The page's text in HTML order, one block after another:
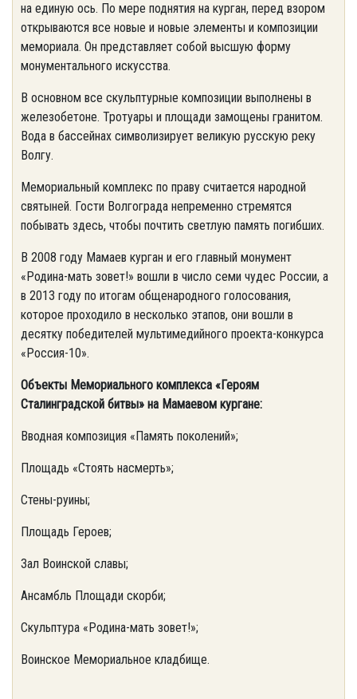
на единую ось. По мере поднятия на курган, перед взором
открываются все новые и новые элементы и композиции
мемориала. Он представляет собой высшую форму
монументального искусства.
В основном все скульптурные композиции выполнены в
железобетоне. Тротуары и площади замощены гранитом.
Вода в бассейнах символизирует великую русскую реку
Волгу.
Мемориальный комплекс по праву считается народной
святыней. Гости Волгограда непременно стремятся
побывать здесь, чтобы почтить светлую память погибших.
В 2008 году Мамаев курган и его главный монумент
«Родина-мать зовет!» вошли в число семи чудес России, а
в 2013 году по итогам общенародного голосования,
которое проходило в несколько этапов, они вошли в
десятку победителей мультимедийного проекта-конкурса
«Россия-10».
Объекты Мемориального комплекса «Героям
Сталинградской битвы» на Мамаевом кургане:
Вводная композиция «Память поколений»;
Площадь «Стоять насмерть»;
Стены-руины;
Площадь Героев;
Зал Воинской славы;
Ансамбль Площади скорби;
Скульптура «Родина-мать зовет!»;
Воинское Мемориальное кладбище.